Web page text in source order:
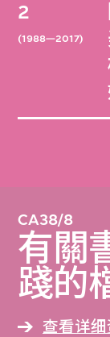
2
(1988—2017)
CA38/8
有關
踐的
查看详